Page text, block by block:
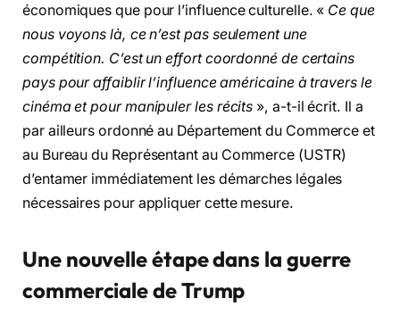
économiques que pour l’influence culturelle. « Ce que
nous voyons là, ce n’est pas seulement une
compétition. C’est un effort coordonné de certains
pays pour affaiblir l’influence américaine à travers le
cinéma et pour manipuler les récits », a-t-il écrit. Il a
par ailleurs ordonné au Département du Commerce et
au Bureau du Représentant au Commerce (USTR)
d’entamer immédiatement les démarches légales
nécessaires pour appliquer cette mesure.
Une nouvelle étape dans la guerre
commerciale de Trump